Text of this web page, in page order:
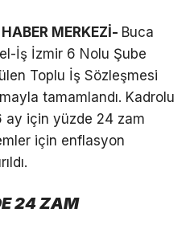
MERKEZİ- Buca
İş İzmir 6 Nolu Şube
Toplu İş Sözleşmesi
tamamlandı. Kadrolu
ay için yüzde 24 zam
için enflasyon
24 ZAM